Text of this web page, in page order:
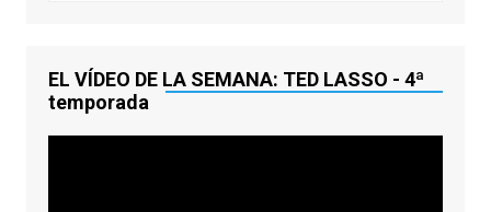
EL VÍDEO DE LA SEMANA: TED LASSO - 4ª
temporada